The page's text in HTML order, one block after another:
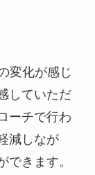
変化が感じ
していただ
ーチで行わ
減しなが
できます。